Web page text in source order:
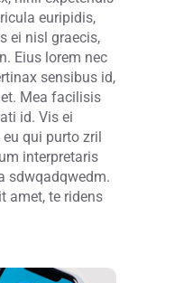
euripidis,
ei nisl graecis,
Eius lorem nec
sensibus id,
Mea facilisis
id. Vis ei
qui purto zril
interpretaris
sdwqadqwedm.
amet, te ridens